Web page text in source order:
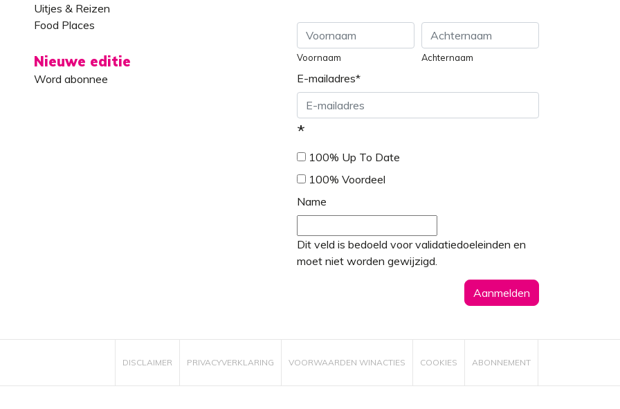
Uitjes & Reizen
Food Places
Nieuwe editie
Word abonnee
Voornaam Achternaam
E-mailadres*
*
100% Up To Date
100% Voordeel
Name
Dit veld is bedoeld voor validatiedoeleinden en
moet niet worden gewijzigd.
DISCLAIMER PRIVACYVERKLARING VOORWAARDEN WINACTIES COOKIES ABONNEMENT